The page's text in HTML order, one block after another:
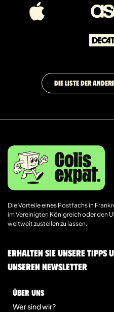
DIE LISTE DER
Die Vorteile eines Postfachs in
im Vereinigten Königreich oder den
weltweit zustellen zu lassen.
Erhalten Sie unsere Tipps
unseren Newsletter
Über uns
Wer sind wir?